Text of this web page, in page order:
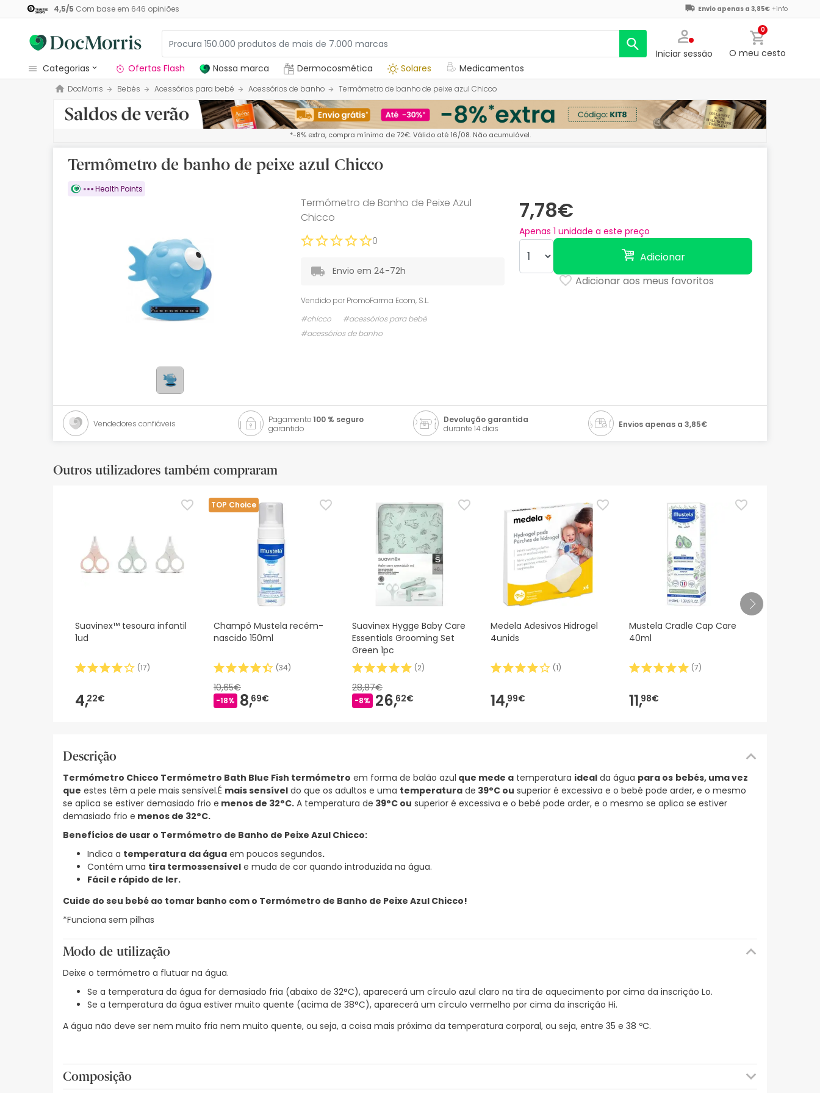
4,5/5 Com base em 646 opiniões Envio apenas a 3,85€ +info
Iniciar sessão
0
O meu cesto
categorias
Dermocosmetica
Nossa marca
Medicamentos
Cosmética
Promoções
Mais vendidos
Ofertas Flash Nossa marca Dermocosmética Solares Medicamentos
DocMorris Bebés Acessórios para bebé Acessórios de banho Termômetro de banho de peixe azul Chicco
*-8% extra, compra mínima de 72€. Válido até 16/08. Não acumulável.
Termômetro de banho de peixe azul Chicco
Health Points
7,78€
Apenas 1 unidade a este preço
Adicionar
Adicionar aos meus favoritos
Termómetro de Banho de Peixe Azul
Chicco
0
Envio em 24-72h
Vendido por PromoFarma Ecom, S.L.
#chicco
#acessórios para bebé
#acessórios de banho
Vendedores confiáveis Pagamento100 % seguro
garantido
Devolução garantida
durante 14 dias
Envios apenas a 3,85€
Outros utilizadores também compraram
Suavinex™ tesoura infantil
1ud
(17)
4,22€
TOP Choice
Champô Mustela recém-
nascido 150ml
(34)
10,65€
-18% 8,69€
Suavinex Hygge Baby Care
Essentials Grooming Set
Green 1pc
(2)
28,87€
-8% 26,62€
Medela Adesivos Hidrogel
4unids
(1)
14,99€
Mustela Cradle Cap Care
40ml
(7)
11,98€
Descrição
Termómetro Chicco Termómetro Bath Blue Fish termómetro em forma de balão azul que mede a temperatura ideal da água para os bebés, uma vez
que estes têm a pele mais sensível.É mais sensível do que os adultos e uma temperatura de 39°C ou superior é excessiva e o bebé pode arder, e o mesmo
se aplica se estiver demasiado frio e menos de 32°C. A temperatura de 39°C ou superior é excessiva e o bebé pode arder, e o mesmo se aplica se estiver
demasiado frio e menos de 32°C.
Benefícios de usar o Termómetro de Banho de Peixe Azul Chicco:
Indica a temperatura da água em poucos segundos.
Contém uma tira termossensível e muda de cor quando introduzida na água.
Fácil e rápido de ler.
Cuide do seu bebé ao tomar banho com o Termómetro de Banho de Peixe Azul Chicco!
*Funciona sem pilhas
Modo de utilização
Deixe o termómetro a flutuar na água.
Se a temperatura da água for demasiado fria (abaixo de 32°C), aparecerá um círculo azul claro na tira de aquecimento por cima da inscrição Lo.
Se a temperatura da água estiver muito quente (acima de 38°C), aparecerá um círculo vermelho por cima da inscrição Hi.
A água não deve ser nem muito fria nem muito quente, ou seja, a coisa mais próxima da temperatura corporal, ou seja, entre 35 e 38 ºC.
Composição